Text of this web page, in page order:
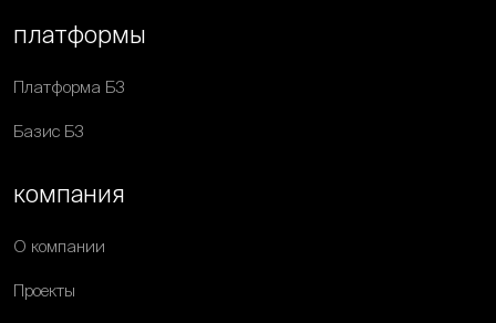
платформы
Платформа Б3
Базис Б3
компания
О компании
Проекты